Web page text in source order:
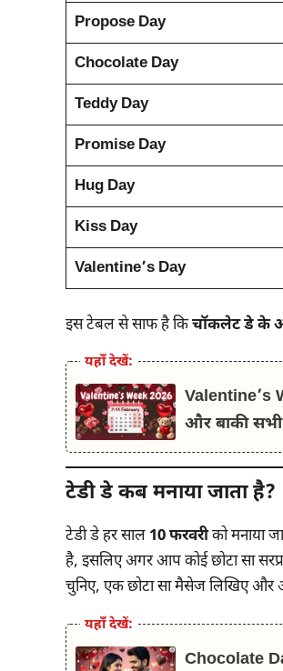
Propose Day
Chocolate Day
Teddy Day
Promise Day
Hug Day
Kiss Day
Valentine’s Day
इस टेबल से साफ है किचॉकलेट डे के
यहाँ देखें:
Valentine’s
और बाकी
टेडी डे कब मनाया जाता है?
टेडी डे हर साल 10 फरवरीको मनाया
है, इसलिए अगर आप कोई छोटा सा
चुनिए, एक छोटा सा मैसेज लिखिए और
यहाँ देखें:
Chocolate